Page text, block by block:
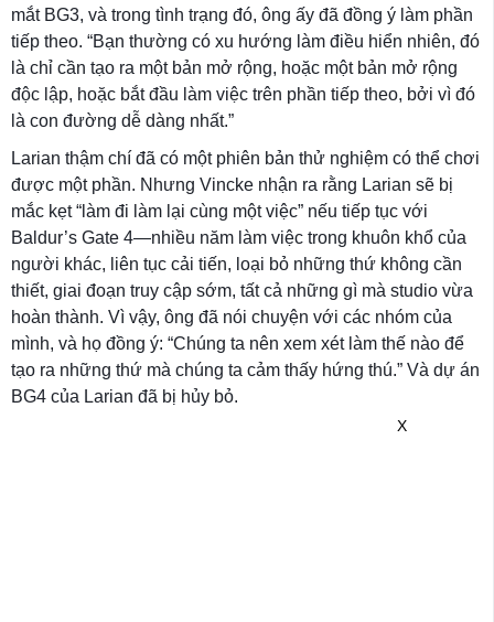
mắt BG3, và trong tình trạng đó, ông ấy đã đồng ý làm phần
tiếp theo. “Bạn thường có xu hướng làm điều hiển nhiên, đó
là chỉ cần tạo ra một bản mở rộng, hoặc một bản mở rộng
độc lập, hoặc bắt đầu làm việc trên phần tiếp theo, bởi vì đó
là con đường dễ dàng nhất.”
Larian thậm chí đã có một phiên bản thử nghiệm có thể chơi
được một phần. Nhưng Vincke nhận ra rằng Larian sẽ bị
mắc kẹt “làm đi làm lại cùng một việc” nếu tiếp tục với
Baldur’s Gate 4—nhiều năm làm việc trong khuôn khổ của
người khác, liên tục cải tiến, loại bỏ những thứ không cần
thiết, giai đoạn truy cập sớm, tất cả những gì mà studio vừa
hoàn thành. Vì vậy, ông đã nói chuyện với các nhóm của
mình, và họ đồng ý: “Chúng ta nên xem xét làm thế nào để
tạo ra những thứ mà chúng ta cảm thấy hứng thú.” Và dự án
BG4 của Larian đã bị hủy bỏ.
X